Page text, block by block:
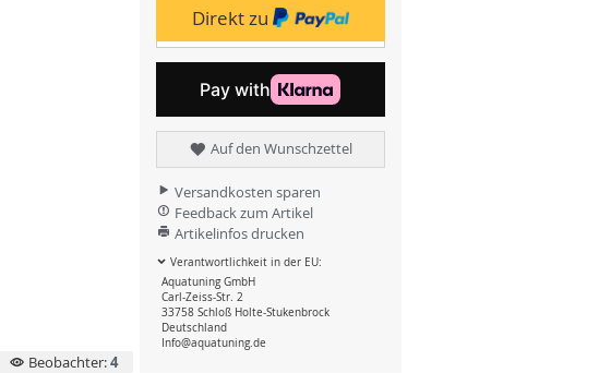
Beobachter:4
Direkt zu
Auf den Wunschzettel
Versandkosten sparen
Feedback zum Artikel
Artikelinfos drucken
Verantwortlichkeit in der EU:
Aquatuning GmbH
Carl-Zeiss-Str. 2
33758 Schloß Holte-Stukenbrock
Deutschland
Info@aquatuning.de